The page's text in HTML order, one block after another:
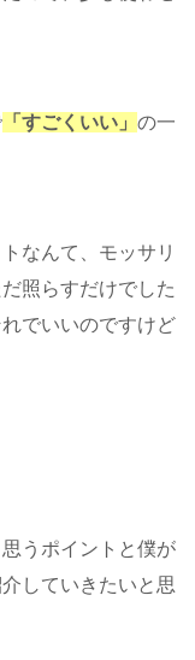
「すごくいい」 の一
なんて、モッサリ
照らすだけでした
でいいのですけど
うポイントと僕が
していきたいと思